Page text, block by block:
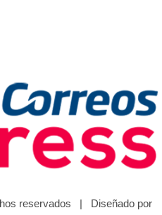
reservados | Diseñado por